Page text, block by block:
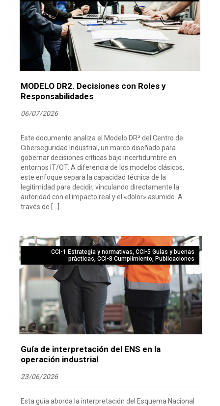
MODELO DR2. Decisiones con Roles y
Responsabilidades
06/07/2026
Este documento analiza el Modelo DR² del Centro de
Ciberseguridad Industrial, un marco diseñado para
gobernar decisiones críticas bajo incertidumbre en
entornos IT/OT. A diferencia de los modelos clásicos,
este enfoque separa la capacidad técnica de la
legitimidad para decidir, vinculando directamente la
autoridad con el impacto real y el «dolor» asumido. A
través de […]
CCI-1 Estrategia y normativas, CCI-5 Guías y buenas
prácticas, CCI-8 Cumplimiento, Publicaciones
Guía de interpretación del ENS en la
operación industrial
23/06/2026
Esta guía aborda la interpretación del Esquema Nacional